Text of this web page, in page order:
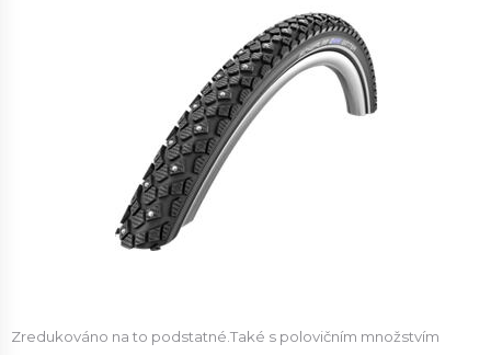
Zredukováno na to podstatné.Také s polovičním množstvím